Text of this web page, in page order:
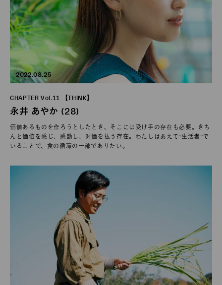
2022.08.25
CHAPTER Vol.11 【THINK】
永井 あやか (28)
価値あるものを作ろうとしたとき、そこには受け手の存在も必要。きち
んと価値を感じ、感動し、対価を払う存在。わたしはあえて“生活者”で
いることで、食の循環の一部でありたい。